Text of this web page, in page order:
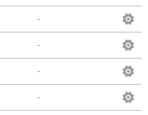
-
-
-
-